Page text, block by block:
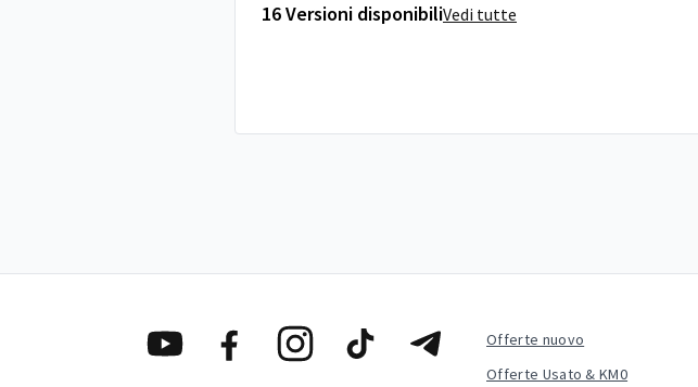
16 Versioni disponibiliVedi tutte
Offerte nuovo
Offerte Usato & KM0